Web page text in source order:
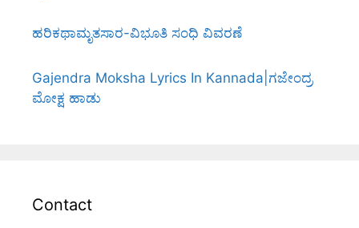
ಹರಿಕಥಾಮೃತಸಾರ-ವಿಭೂತಿ ಸಂಧಿ ವಿವರಣೆ
Gajendra Moksha Lyrics In Kannada|ಗಜೇಂದ್ರ
ಮೋಕ್ಷ ಹಾಡು
Contact